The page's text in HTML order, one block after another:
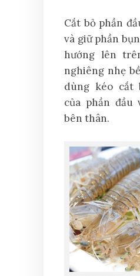
Cắt bỏ phần
và giữ phần
hướng lên
nghiêng nhẹ
dùng kéo cắt
của phần đầu
bên thân.